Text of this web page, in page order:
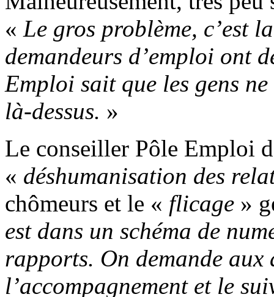
« Le gros problème, c’est
demandeurs d’emploi ont
Emploi sait que les gens
là-dessus. »
Le conseiller Pôle Emploi
« déshumanisation des
chômeurs et le « flicage »
est dans un schéma de
rapports. On demande aux
l’accompagnement et le